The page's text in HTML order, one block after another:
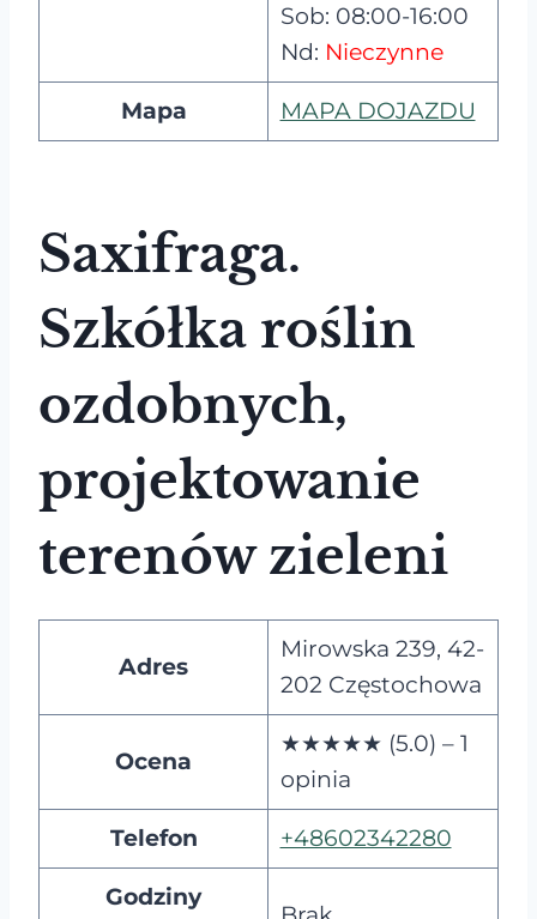
Sob: 08:00-16:00
Nd: Nieczynne
Mapa MAPA DOJAZDU
Saxifraga.
Szkółka roślin
ozdobnych,
projektowanie
terenów zieleni
Adres
Mirowska 239, 42-
202 Częstochowa
Ocena
★★★★★ (5.0) – 1
opinia
Telefon +48602342280
Godziny